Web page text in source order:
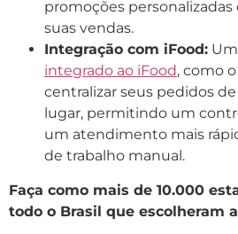
promoções
suas vendas.
Integração com iFood:
integrado ao iFood, como o
centralizar seus pedidos
lugar, permitindo um
um atendimento mais
de trabalho manual.
Faça como mais de 10.000
todo o Brasil que escolheram